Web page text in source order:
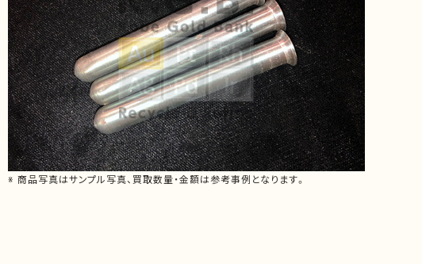
※ 商品写真はサンプル写真、買取数量・金額は参考事例となります。